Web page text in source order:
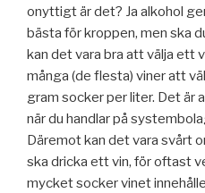
onyttigt är det? Ja alkohol
bästa för kroppen, men ska
kan det vara bra att välja ett
många (de flesta) viner att
gram socker per liter. Det är
när du handlar på
Däremot kan det vara svårt
ska dricka ett vin, för oftast
mycket socker vinet